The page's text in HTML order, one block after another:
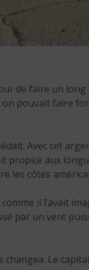
de faire un
pouvait faire
Avec cet
propice aux
les côtes
il l’avait
par un vent
Le